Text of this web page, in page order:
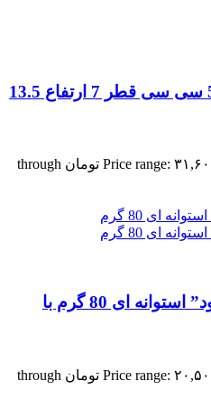
جار پت استوانه شفاف 500 سی سی قطر 7 ارتفاع 13.5
Price range: ۳۱,۶۰۰ تومان through
پت ادویه شفاف مدل “برفود” استوانه ای 80 گرم با
Price range: ۲۰,۵۰۰ تومان through